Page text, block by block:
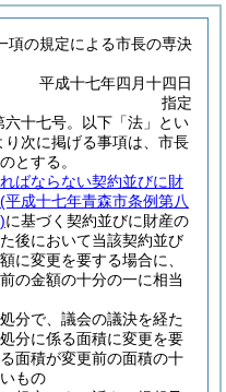
項の規定による市長の専決
平成十七年四月十四日
指定
十七号。以下「法」とい
次に掲げる事項は、市長
とする。
ばならない契約並びに財
(平成十七年青森市条例第八
に基づく契約並びに財産の
後において当該契約並び
に変更を要する場合に、
の金額の十分の一に相当
分で、議会の議決を経た
分に係る面積に変更を要
面積が変更前の面積の十
もの